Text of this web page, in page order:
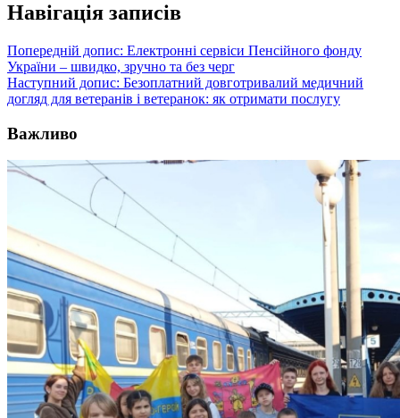
Навігація записів
Попередній допис: Електронні сервіси Пенсійного фонду
України – швидко, зручно та без черг
Наступний допис: Безоплатний довготривалий медичний
догляд для ветеранів і ветеранок: як отримати послугу
Важливо